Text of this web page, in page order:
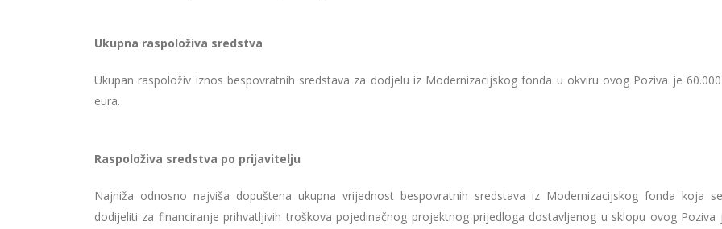
Ukupna raspoloživa sredstva
Ukupan raspoloživ iznos bespovratnih sredstava za dodjelu iz Modernizacijskog fonda u okviru ovog Poziva je
eura.
Raspoloživa sredstva po prijavitelju
Najniža odnosno najviša dopuštena ukupna vrijednost bespovratnih sredstava iz Modernizacijskog fonda koja
dodijeliti za financiranje prihvatljivih troškova pojedinačnog projektnog prijedloga dostavljenog u sklopu ovog Poziva